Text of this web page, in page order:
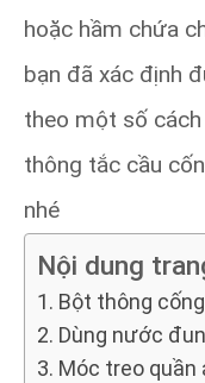
hoặc hầm chứa
bạn đã xác định
theo một số
thông tắc cầu
nhé
Nội dung
Bột thông cống
Dùng nước
Móc treo quần